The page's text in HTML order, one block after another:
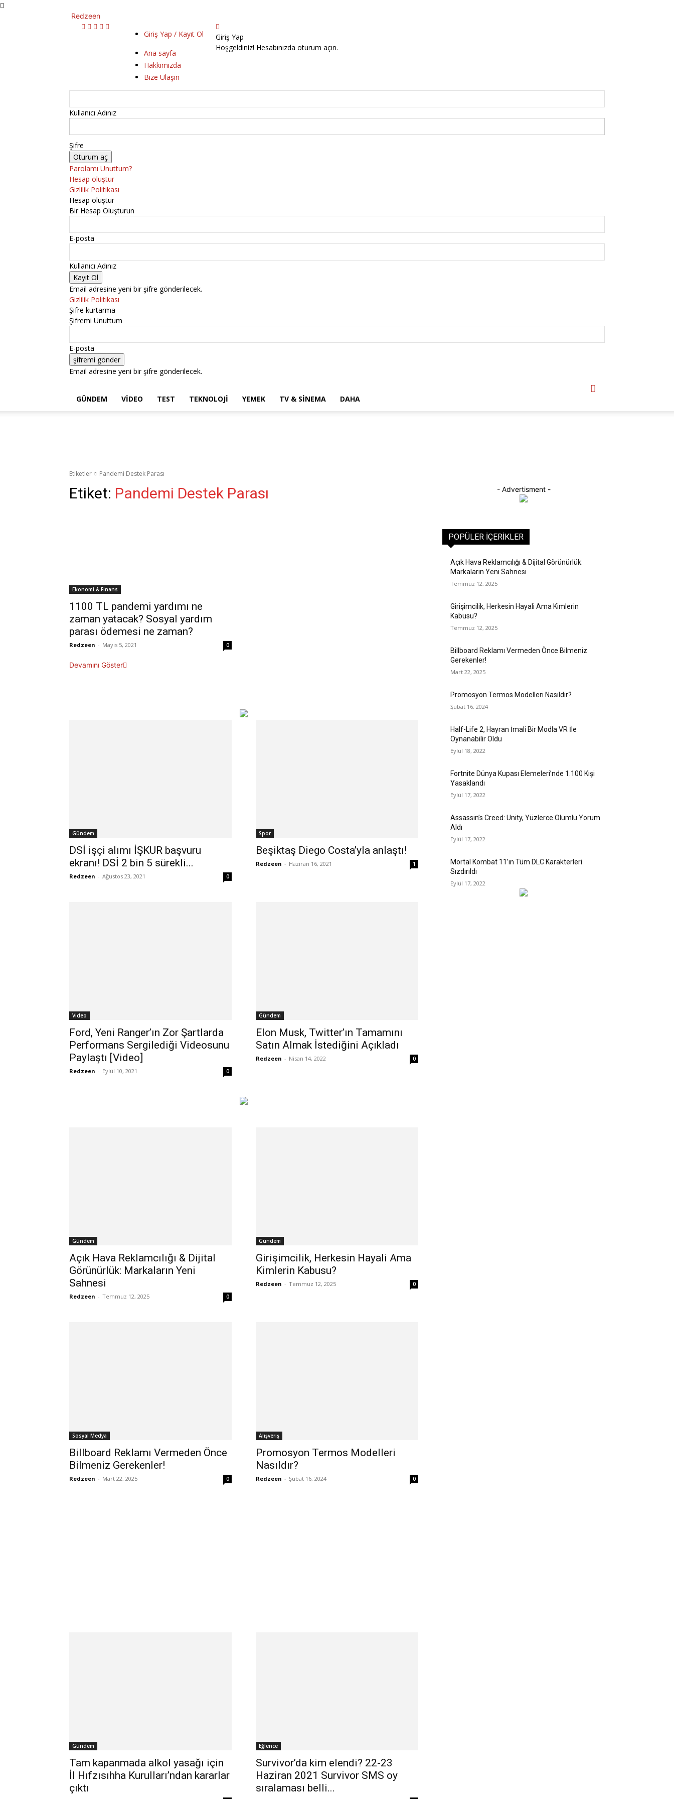
Redzeen
Giriş Yap / Kayıt Ol
Ana sayfa
Hakkımızda
Bize Ulaşın
Giriş Yap
Hoşgeldiniz! Hesabınızda oturum açın.
Kullanıcı Adınız
Şifre
Parolamı Unuttum?
Hesap oluştur
Gizlilik Politikası
Hesap oluştur
Bir Hesap Oluşturun
E-posta
Kullanıcı Adınız
Email adresine yeni bir şifre gönderilecek.
Gizlilik Politikası
Şifre kurtarma
Şifremi Unuttum
E-posta
Email adresine yeni bir şifre gönderilecek.
GÜNDEM VIDEO TEST TEKNOLOJI YEMEK TV & SINEMA DAHA
Etiketler Pandemi Destek Parası
Etiket: Pandemi Destek Parası
Ekonomi & Finans
1100 TL pandemi yardımı ne
zaman yatacak? Sosyal yardım
parası ödemesi ne zaman?
Redzeen - Mayıs 5, 2021 0
Devamını Göster
Gündem
DSİ işçi alımı İŞKUR başvuru
ekranı! DSİ 2 bin 5 sürekli...
Redzeen - Ağustos 23, 2021 0
Spor
Beşiktaş Diego Costa’yla anlaştı!
Redzeen - Haziran 16, 2021 1
Video
Ford, Yeni Ranger’ın Zor Şartlarda
Performans Sergilediği Videosunu
Paylaştı [Video]
Redzeen - Eylül 10, 2021 0
Gündem
Elon Musk, Twitter’ın Tamamını
Satın Almak İstediğini Açıkladı
Redzeen - Nisan 14, 2022 0
Gündem
Açık Hava Reklamcılığı & Dijital
Görünürlük: Markaların Yeni
Sahnesi
Redzeen - Temmuz 12, 2025 0
Gündem
Girişimcilik, Herkesin Hayali Ama
Kimlerin Kabusu?
Redzeen - Temmuz 12, 2025 0
Sosyal Medya
Billboard Reklamı Vermeden Önce
Bilmeniz Gerekenler!
Redzeen - Mart 22, 2025 0
Alışveriş
Promosyon Termos Modelleri
Nasıldır?
Redzeen - Şubat 16, 2024 0
Gündem
Tam kapanmada alkol yasağı için
İl Hıfzısıhha Kurulları’ndan kararlar
çıktı
Eğlence
Survivor’da kim elendi? 22-23
Haziran 2021 Survivor SMS oy
sıralaması belli...
- Advertisment -
POPÜLER İÇERIKLER
Açık Hava Reklamcılığı & Dijital Görünürlük:
Markaların Yeni Sahnesi
Temmuz 12, 2025
Girişimcilik, Herkesin Hayali Ama Kimlerin
Kabusu?
Temmuz 12, 2025
Billboard Reklamı Vermeden Önce Bilmeniz
Gerekenler!
Mart 22, 2025
Promosyon Termos Modelleri Nasıldır?
Şubat 16, 2024
Half-Life 2, Hayran İmali Bir Modla VR İle
Oynanabilir Oldu
Eylül 18, 2022
Fortnite Dünya Kupası Elemeleri’nde 1.100 Kişi
Yasaklandı
Eylül 17, 2022
Assassin’s Creed: Unity, Yüzlerce Olumlu Yorum
Aldı
Eylül 17, 2022
Mortal Kombat 11’ın Tüm DLC Karakterleri
Sızdırıldı
Eylül 17, 2022